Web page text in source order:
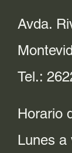
Avda.
Tel.:
Horario
Lunes a